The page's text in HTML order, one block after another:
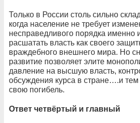
Только в России столь сильно
когда население не требует
несправедливого порядка именно
расшатать власть как своего
враждебного внешнего мира. Но
развитие позволяет элите
давление на высшую власть,
обсуждения курса в стране….и
свою погибель.
Ответ четвёртый и главный